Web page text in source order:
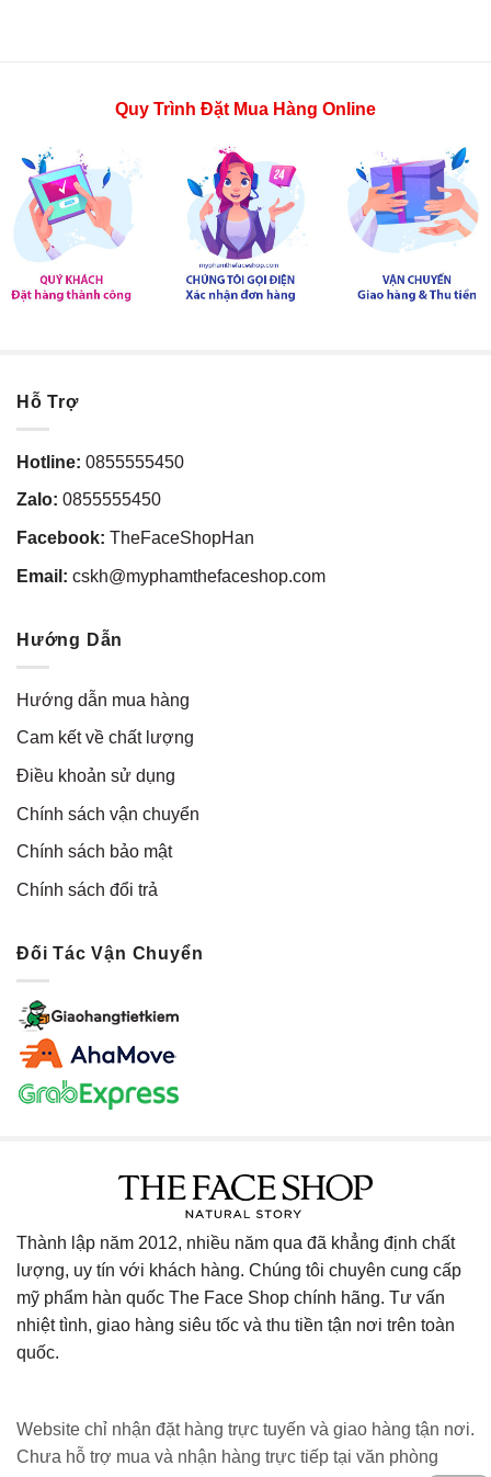
Quy Trình Đặt Mua Hàng Online
Hỗ Trợ
Hotline: 0855555450
Zalo: 0855555450
Facebook: TheFaceShopHan
Email: cskh@myphamthefaceshop.com
Hướng Dẫn
Hướng dẫn mua hàng
Cam kết về chất lượng
Điều khoản sử dụng
Chính sách vận chuyển
Chính sách bảo mật
Chính sách đổi trả
Đối Tác Vận Chuyển
Thành lập năm 2012, nhiều năm qua đã khẳng định chất
lượng, uy tín với khách hàng. Chúng tôi chuyên cung cấp
mỹ phẩm hàn quốc The Face Shop chính hãng. Tư vấn
nhiệt tình, giao hàng siêu tốc và thu tiền tận nơi trên toàn
quốc.
Website chỉ nhận đặt hàng trực tuyến và giao hàng tận nơi.
Chưa hỗ trợ mua và nhận hàng trực tiếp tại văn phòng